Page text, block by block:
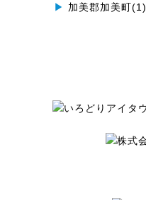
▶ 加美郡加美町(1)